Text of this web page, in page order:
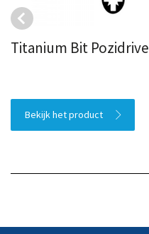
Titanium Bit Pozidrive
Bekijk het product